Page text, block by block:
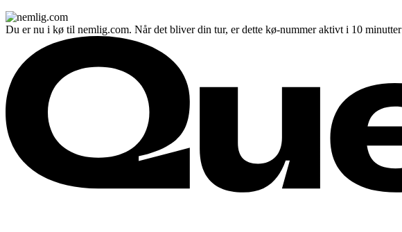
Du er nu i kø til nemlig.com. Når det bliver din tur, er dette kø-nummer aktivt i 10 minutter